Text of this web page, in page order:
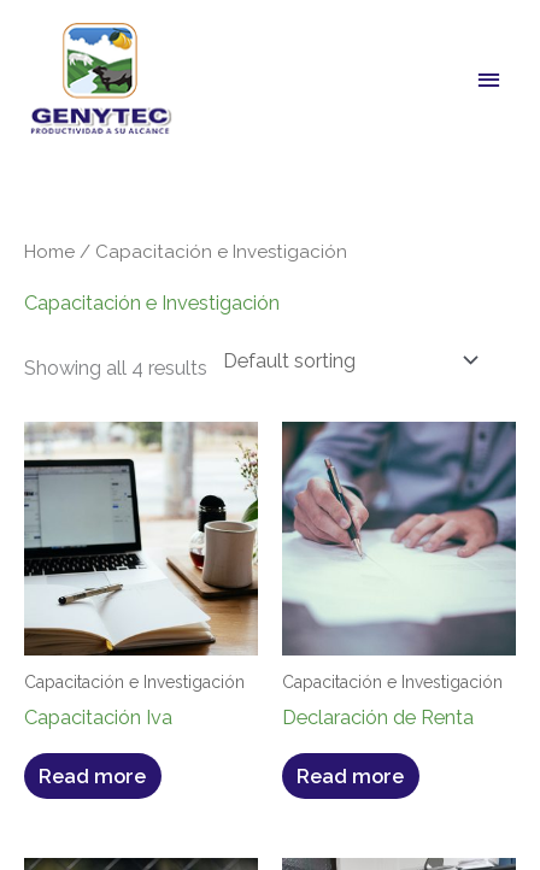
content
Home / Capacitación e Investigación
Capacitación e Investigación
Showing all 4 results
Capacitación e Investigación
Capacitación Iva
Read more
Capacitación e Investigación
Declaración de Renta
Read more